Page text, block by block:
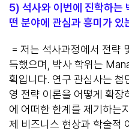
5) 석사와 이번에 진학하는
떤 분야에 관심과 흥미가 있
= 저는 석사과정에서 전략
득했으며, 박사 학위는
획입니다. 연구 관심사는 첨
영 전략 이론을 어떻게 확장
에 어떠한 한계를 제기하는
제 비즈니스 현상과 학술적